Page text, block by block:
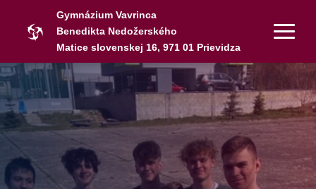
Gymnázium Vavrinca
Benedikta Nedožerského
Matice slovenskej 16, 971 01 Prievidza